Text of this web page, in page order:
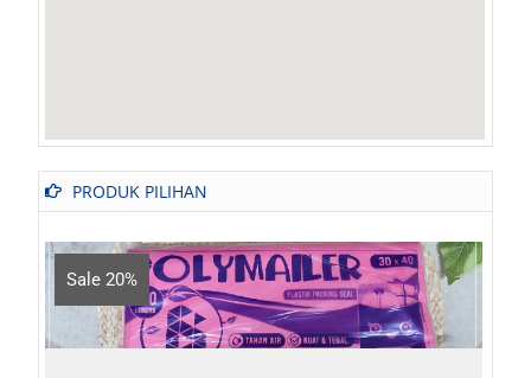
PRODUK PILIHAN
Sale 18%